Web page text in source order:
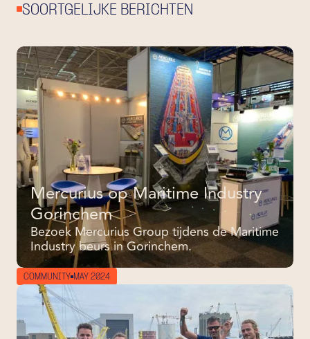
SOORTGELIJKE BERICHTEN
COMMUNITY MAY 2024
Mercurius op Maritime Industry
Gorinchem
Bezoek Mercurius Group tijdens de Maritime
Industry beurs in Gorinchem.